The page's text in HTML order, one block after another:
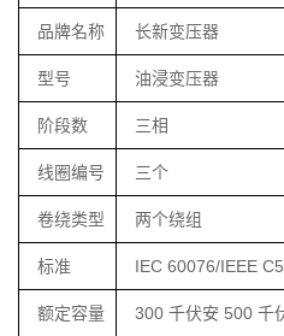
品牌名称 长新变压器
型号 油浸变压器
阶段数 三相
线圈编号 三个
卷绕类型 两个绕组
标准 IEC 60076/IEEE
额定容量 300 千伏安 500 千